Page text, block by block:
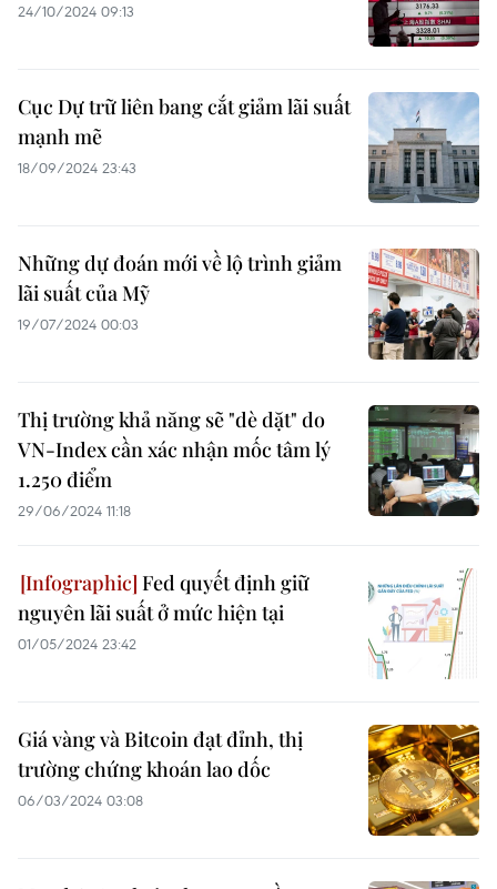
24/10/2024 09:13
Cục Dự trữ liên bang cắt giảm lãi suất
mạnh mẽ
18/09/2024 23:43
Những dự đoán mới về lộ trình giảm
lãi suất của Mỹ
19/07/2024 00:03
Thị trường khả năng sẽ "dè dặt" do
VN-Index cần xác nhận mốc tâm lý
1.250 điểm
29/06/2024 11:18
Fed quyết định giữ
nguyên lãi suất ở mức hiện tại
01/05/2024 23:42
Giá vàng và Bitcoin đạt đỉnh, thị
trường chứng khoán lao dốc
06/03/2024 03:08